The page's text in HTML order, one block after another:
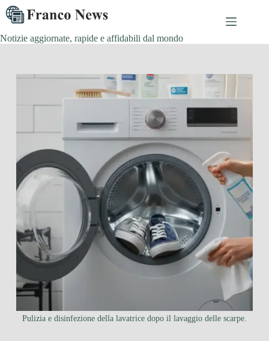
Salta
al
contenuto
Notizie aggiornate, rapide e affidabili dal mondo
Pulizia e disinfezione della lavatrice dopo il lavaggio delle scarpe.